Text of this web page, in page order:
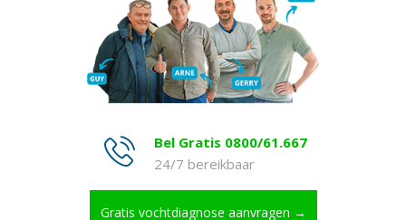
Bel Gratis 0800/61.667
24/7 bereikbaar
Gratis vochtdiagnose aanvragen →